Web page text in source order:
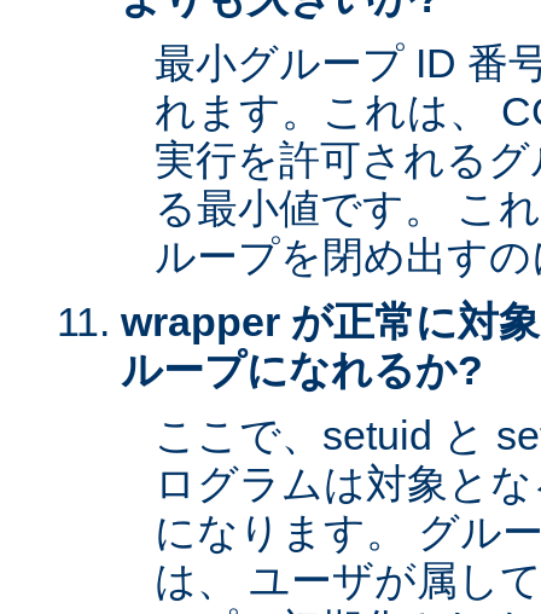
最小グループ ID 番
れます。これは、
実行を許可される
る最小値です。 こ
ループを閉め出す
wrapper が正常に対
ループになれるか?
ここで、setuid と
ログラムは対象と
になります。 グル
は、 ユーザが属し